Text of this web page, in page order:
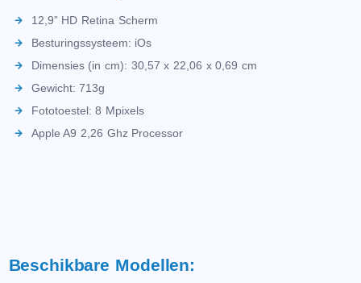
12,9” HD Retina Scherm
Besturingssysteem: iOs
Dimensies (in cm): 30,57 x 22,06 x 0,69 cm
Gewicht: 713g
Fototoestel: 8 Mpixels
Apple A9 2,26 Ghz Processor
Beschikbare Modellen: